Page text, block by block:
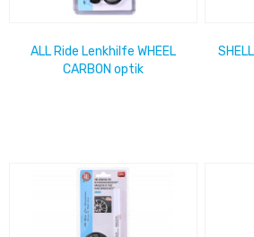
ALL Ride Lenkhilfe WHEEL
CARBON optik